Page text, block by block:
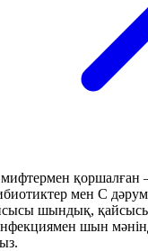
мен С
шындық,
шын